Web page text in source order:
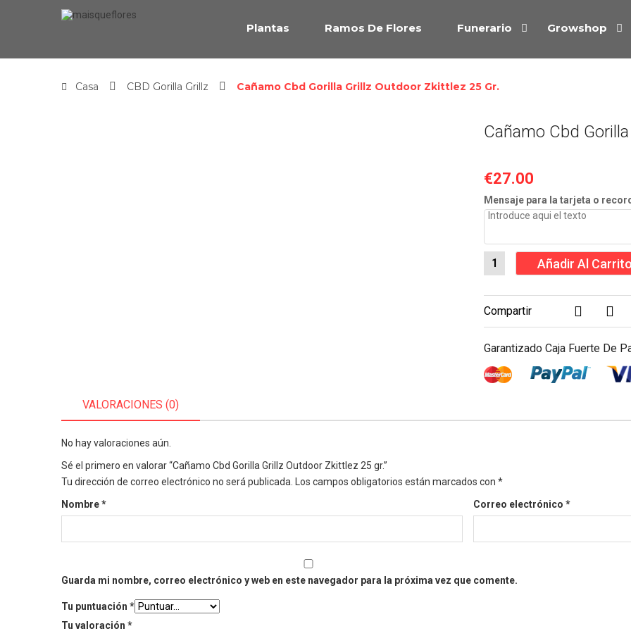
Plantas Ramos De Flores Funerario Growshop
Casa CBD Gorilla Grillz Cañamo Cbd Gorilla Grillz Outdoor Zkittlez 25 Gr.
Cañamo Cbd
€27.00
Mensaje para la tarjeta o
Añadir Al
Compartir
Garantizado Caja Fuerte De
VALORACIONES (0)
No hay valoraciones aún.
Sé el primero en valorar “Cañamo Cbd Gorilla Grillz Outdoor Zkittlez 25 gr.”
Tu dirección de correo electrónico no será publicada.
Los campos obligatorios están marcados con *
Nombre* Correo electrónico *
Guarda mi nombre, correo electrónico y web en este navegador para la próxima vez que comente.
Tu puntuación *
Tu valoración *